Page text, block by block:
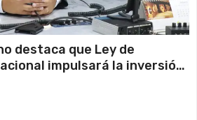
destaca que Ley de
impulsará la inversión